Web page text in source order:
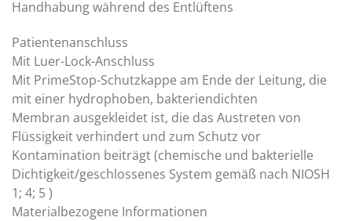
Handhabung während des Entlüftens
Patientenanschluss
Mit Luer-Lock-Anschluss
Mit PrimeStop-Schutzkappe am Ende der Leitung, die
mit einer hydrophoben, bakteriendichten
Membran ausgekleidet ist, die das Austreten von
Flüssigkeit verhindert und zum Schutz vor
Kontamination beiträgt (chemische und bakterielle
Dichtigkeit/geschlossenes System gemäß nach NIOSH
1; 4; 5 )
Materialbezogene Informationen